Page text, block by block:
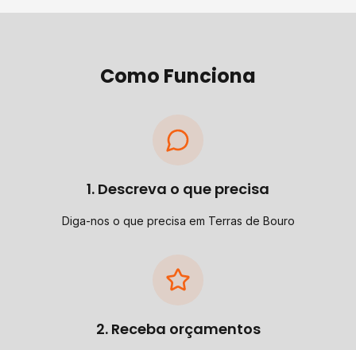
Como Funciona
1. Descreva o que precisa
Diga-nos o que precisa em Terras de Bouro
2. Receba orçamentos